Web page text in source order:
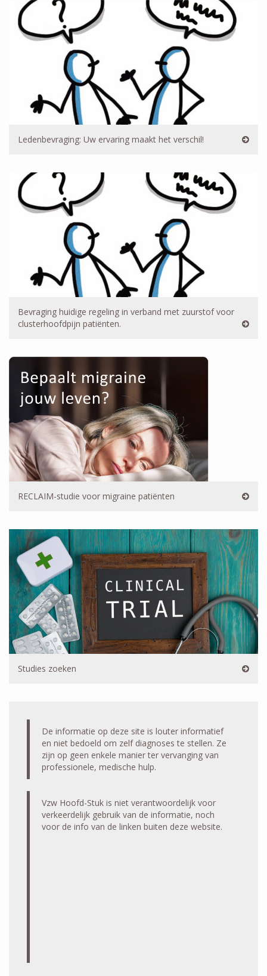
Ledenbevraging: Uw ervaring maakt het verschil!
Bevraging huidige regeling in verband met zuurstof voor
clusterhoofdpijn patiënten.
RECLAIM-studie voor migraine patiënten
Studies zoeken
De informatie op deze site is louter informatief
en niet bedoeld om zelf diagnoses te stellen. Ze
zijn op geen enkele manier ter vervanging van
professionele, medische hulp.
Vzw Hoofd-Stuk is niet verantwoordelijk voor
verkeerdelijk gebruik van de informatie, noch
voor de info van de linken buiten deze website.